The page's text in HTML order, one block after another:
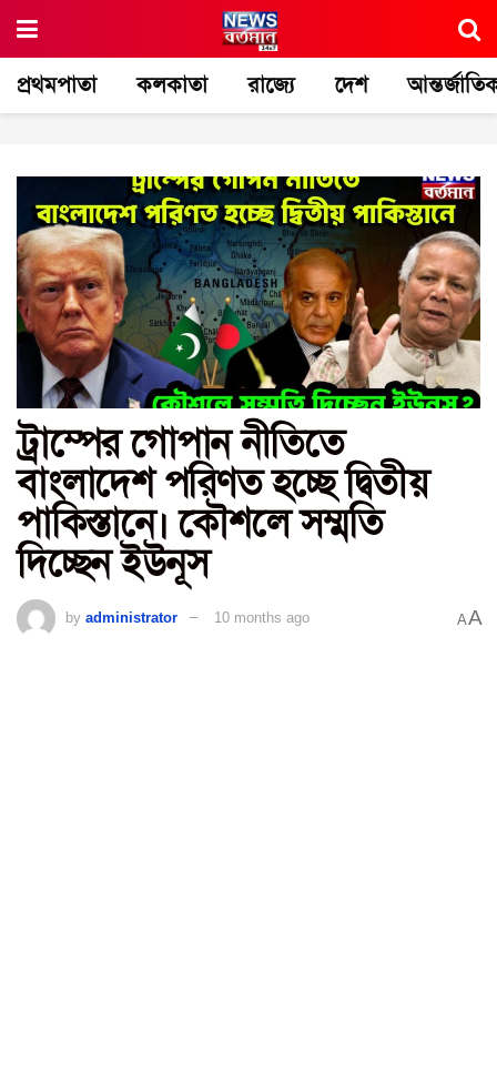
প্রথমপাতা কলকাতা রাজ্যে দেশ
ট্রাম্পের গোপান নীতিতে
বাংলাদেশ পরিণত হচ্ছে দ্বিতীয়
পাকিস্তানে। কৌশলে সম্মতি
দিচ্ছেন ইউনূস
by administrator 10 months ago AA